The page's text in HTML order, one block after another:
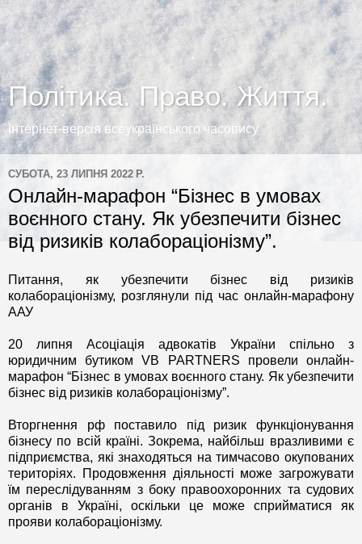
Політика. Право. Життя.
Інтернет-версія всеукраїнського часопису
СУБОТА, 23 ЛИПНЯ 2022 Р.
Онлайн-марафон “Бізнес в умовах
воєнного стану. Як убезпечити бізнес
від ризиків колабораціонізму”.
Питання, як убезпечити бізнес від ризиків
колабораціонізму, розглянули під час онлайн-марафону
ААУ
20 липня Асоціація адвокатів України спільно з
юридичним бутиком VB PARTNERS провели онлайн-
марафон “Бізнес в умовах воєнного стану. Як убезпечити
бізнес від ризиків колабораціонізму”.
Вторгнення рф поставило під ризик функціонування
бізнесу по всій країні. Зокрема, найбільш вразливими є
підприємства, які знаходяться на тимчасово окупованих
територіях. Продовження діяльності може загрожувати
їм переслідуванням з боку правоохоронних та судових
органів в Україні, оскільки це може сприйматися як
прояви колабораціонізму.